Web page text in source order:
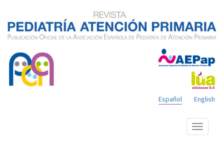
English
Español
Mostrar
menú